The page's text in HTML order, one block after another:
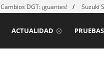
Cambios DGT: ¡guantes! Suzuki
PRUEBAS
ACTUALIDAD